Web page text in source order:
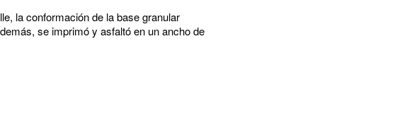
la conformación de la base granular
se imprimó y asfaltó en un ancho de